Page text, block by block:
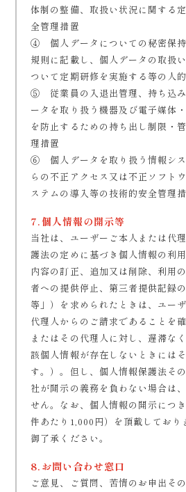
体制の整備、取扱い状況に関する
全管理措置
④ 個人データについての秘密保持
規則に記載し、個人データの取扱
ついて定期研修を実施する等の人
⑤ 従業員の入退出管理、持ち込
ータを取り扱う機器及び電子媒体
を防止するための持ち出し制限・
理措置
⑥ 個人データを取り扱う情報シス
らの不正アクセス又は不正ソフト
ステムの導入等の技術的安全管理
7.個人情報の開示等
当社は、ユーザーご本人または代
護法の定めに基づき個人情報の利
内容の訂正、追加又は削除、利用
者への提供停止、第三者提供記録
等」）を求められたときは、ユー
代理人からのご請求であることを
またはその代理人に対し、遅滞な
該個人情報が存在しないときには
す。）。但し、個人情報保護法そ
社が開示の義務を負わない場合は
せん。なお、個人情報の開示につ
件あたり1,000円）を頂戴しており
御了承ください。
8.お問い合わせ窓口
ご意見、ご質問、苦情のお申出そ